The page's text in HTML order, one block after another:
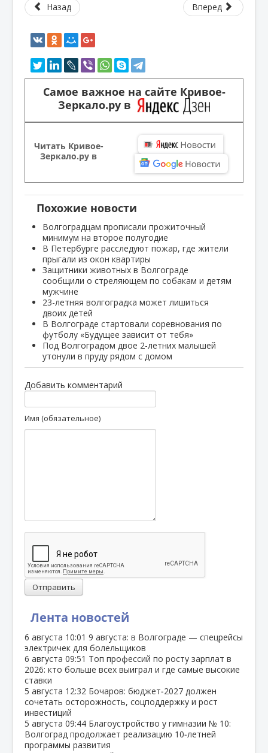
Лента новостей
6 августа 10:01 9 августа: в Волгограде — спецрейсы
электричек для болельщиков
6 августа 09:51 Топ профессий по росту зарплат в
2026: кто больше всех выиграл и где самые высокие
ставки
5 августа 12:32 Бочаров: бюджет‑2027 должен
сочетать осторожность, соцподдержку и рост
инвестиций
5 августа 09:44 Благоустройство у гимназии № 10:
Волгоград продолжает реализацию 10‑летней
программы развития
Назад Вперед
Самое важное на сайте Кривое-
Зеркало.ру в
Читать Кривое-
Зеркало.ру в
Похожие новости
Волгоградцам прописали прожиточный
минимум на второе полугодие
В Петербурге расследуют пожар, где жители
прыгали из окон квартиры
Защитники животных в Волгограде
сообщили о стреляющем по собакам и детям
мужчине
23-летняя волгоградка может лишиться
двоих детей
В Волгограде стартовали соревнования по
футболу «Будущее зависит от тебя»
Под Волгоградом двое 2-летних малышей
утонули в пруду рядом с домом
Добавить комментарий
Имя (обязательное)
Отправить